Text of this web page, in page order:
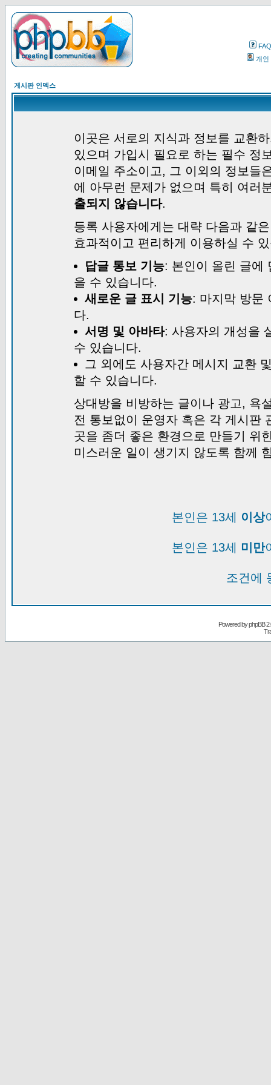
FAQ
개인
게시판 인덱스
이곳은 서로의 지식과 정보를 교환
있으며 가입시 필요로 하는 필수 정
이메일 주소이고, 그 이외의 정보들
에 아무런 문제가 없으며 특히 여러
출되지 않습니다.
등록 사용자에게는 대략 다음과 같
효과적이고 편리하게 이용하실 수
답글 통보 기능: 본인이 올린 글에
을 수 있습니다.
새로운 글 표시 기능: 마지막 방문
다.
서명 및 아바타: 사용자의 개성을
수 있습니다.
그 외에도 사용자간 메시지 교환
할 수 있습니다.
상대방을 비방하는 글이나 광고, 욕
전 통보없이 운영자 혹은 각 게시판
곳을 좀더 좋은 환경으로 만들기 위
미스러운 일이 생기지 않도록 함께
본인은 13세 이상
본인은 13세 미만
조건에
Powered byphpBB